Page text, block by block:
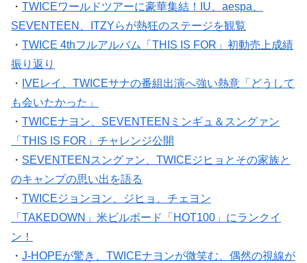
・ TWICEワールドツアーに豪華集結！IU、aespa、
SEVENTEEN、ITZYらが熱狂のステージを観覧
・ TWICE 4thフルアルバム「THIS IS FOR」初動売上成績
振り返り
・ IVEレイ、TWICEサナの番組出演へ強い熱意「どうして
も会いたかった」
・ TWICEナヨン、SEVENTEENミンギュ＆スングァン
「THIS IS FOR」チャレンジ公開
・ SEVENTEENスングァン、TWICEジヒョとその家族と
のキャンプの思い出を語る
・ TWICEジョンヨン、ジヒョ、チェヨン
「TAKEDOWN」米ビルボード「HOT100」にランクイ
ン！
・ J-HOPEが驚き、TWICEナヨンが微笑む、偶然の視線が